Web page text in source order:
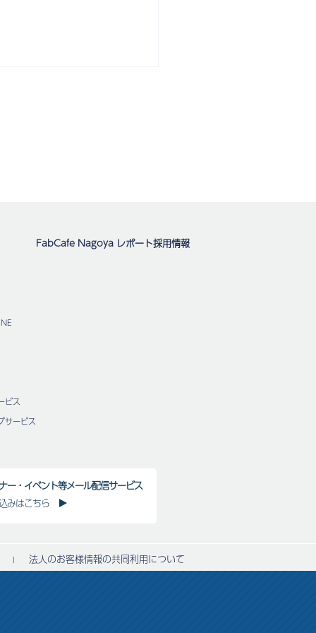
ビス
サービス
FabCafe Nagoya レポート採用情報
ー・イベント等メール配信サービス
みはこちら
法人のお客様情報の共同利用について